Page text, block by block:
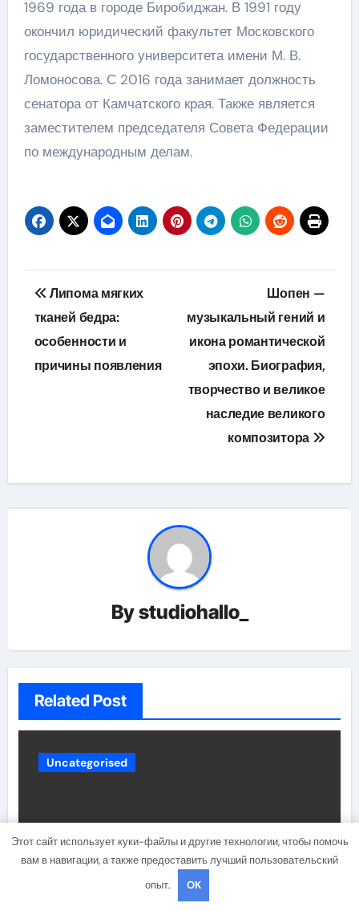
1969 года в городе Биробиджан. В 1991 году
окончил юридический факультет Московского
государственного университета имени М. В.
Ломоносова. С 2016 года занимает должность
сенатора от Камчатского края. Также является
заместителем председателя Совета Федерации
по международным делам.
Навигация
по
записям
Липома мягких
тканей бедра:
особенности и
причины появления
Шопен —
музыкальный гений и
икона романтической
эпохи. Биография,
творчество и великое
наследие великого
композитора
Bystudiohallo_
Related Post
Uncategorised
Этот сайт использует куки-файлы и другие технологии, чтобы помочь
вам в навигации, а также предоставить лучший пользовательский
опыт.
OK